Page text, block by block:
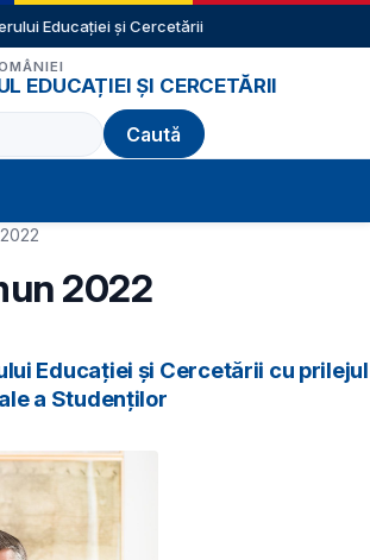
Educației și Cercetării
EDUCAȚIEI ȘI CERCETĂRII
2022
Educației și Cercetării cu prilejul
a Studenților